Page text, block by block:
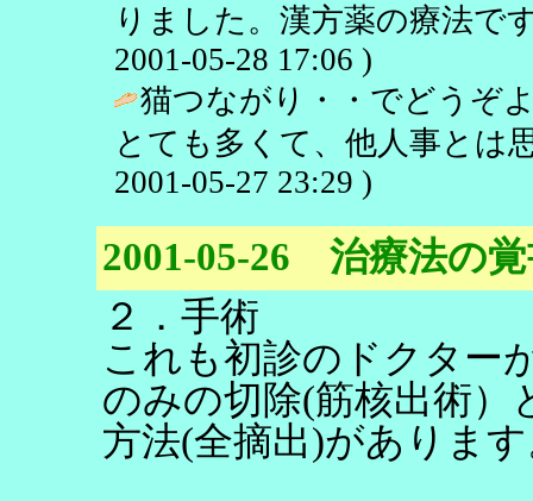
りました。漢方薬の療法で
2001-05-28 17:06 )
猫つながり・・でどうぞ
とても多くて、他人事とは
2001-05-27 23:29 )
2001-05-26 治療法の
２．手術
これも初診のドクター
のみの切除(筋核出術）
方法(全摘出)がありま